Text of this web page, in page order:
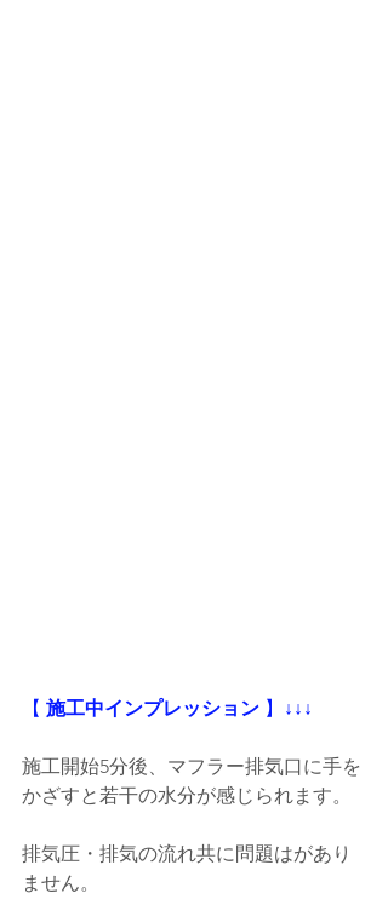
【 施工中インプレッション 】 ↓↓↓
施工開始5分後、マフラー排気口に手を
かざすと若干の水分が感じられます。
排気圧・排気の流れ共に問題はがあり
ません。